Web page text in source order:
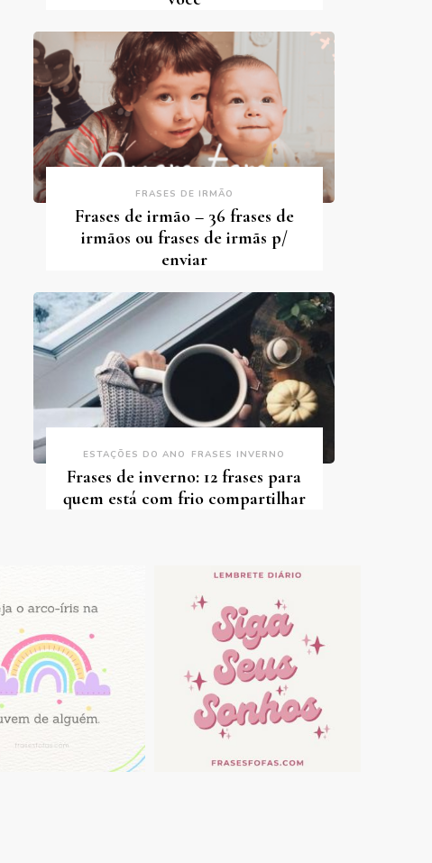
FRASES DE IRMÃO
Frases de irmão – 36 frases de
irmãos ou frases de irmãs p/
enviar
ESTAÇÕES DO ANO FRASES INVERNO
Frases de inverno: 12 frases para
quem está com frio compartilhar